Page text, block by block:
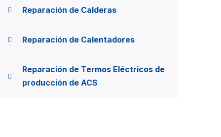
Reparación de Calderas
Reparación de Calentadores
Reparación de Termos Eléctricos de
producción de ACS